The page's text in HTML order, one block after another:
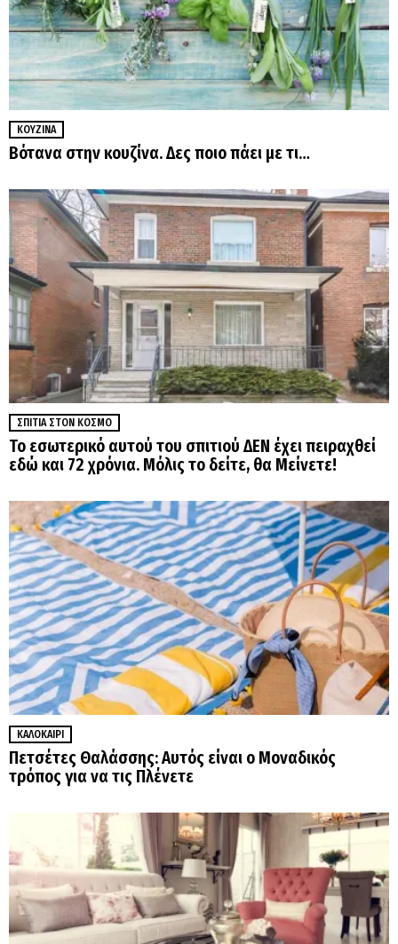
ΚΟΥΖΊΝΑ
Βότανα στην κουζίνα. Δες ποιο πάει με τι…
ΣΠΊΤΙΑ ΣΤΟΝ ΚΌΣΜΟ
Το εσωτερικό αυτού του σπιτιού ΔΕΝ έχει πειραχθεί
εδώ και 72 χρόνια. Μόλις το δείτε, θα Μείνετε!
ΚΑΛΟΚΑΊΡΙ
Πετσέτες Θαλάσσης: Αυτός είναι ο Μοναδικός
τρόπος για να τις Πλένετε